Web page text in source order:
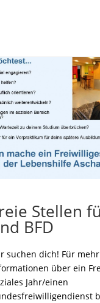
Stellen
BFD
suchen dich! Für mehr
über ein
Jahr/einen